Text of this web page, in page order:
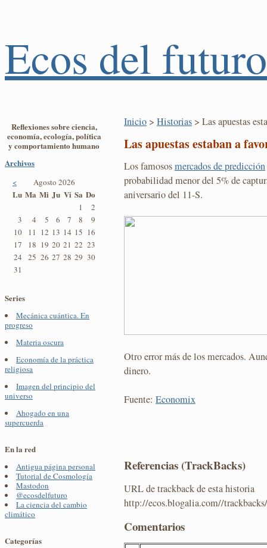
Ecos del futuro
Reflexiones sobre ciencia,
economía, ecología, política
y comportamiento humano
Archivos
< Agosto 2026
Lu Ma Mi Ju Vi Sa Do
1
2
3
4 5 6 7 8
9
10
11 12 13 14 15 16
17
18 19 20 21 22 23
24
25 26 27 28 29 30
31
Series
Mecánica cuántica. En
progreso
Materia oscura
Economía de la práctica
religiosa
Imagen del principio del
universo
Ahogado en una
supercuerda
En la red
Antigua página personal
Tutorial de Cosmología
Mastodon
@ecosdelfuturo
La ciencia del cambio
climático
Categorías
Inicio > Historias > Las apuestas
Las apuestas estaban a
Los famososmercados de predicción
probabilidad menor del 5% de
aniversario del 11-S.
Otro error más de los mercados.
dinero.
Fuente: Economix
Referencias (TrackBacks)
URL de trackback de esta historia
http://ecos.blogalia.com//
Comentarios